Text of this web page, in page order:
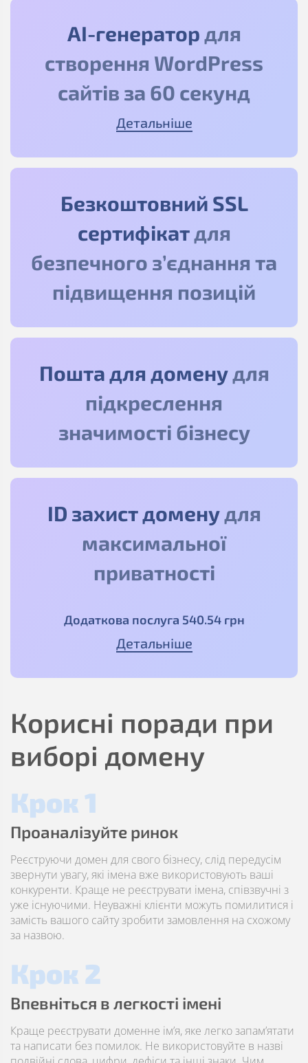
АІ-генератордля
створення WordPress
сайтів за 60 секунд
Детальніше
Безкоштовний SSL
сертифікатдля
безпечного з’єднання та
підвищення позицій
Пошта для доменудля
підкреслення
значимості бізнесу
ID захист доменудля
максимальної
приватності
Додаткова послуга 540.54грн
Детальніше
Корисні поради при
виборі домену
Крок 1
Проаналізуйте ринок
Реєструючи домен для свого бізнесу, слід передусім
звернути увагу, які імена вже використовують ваші
конкуренти. Краще не реєструвати імена, співзвучні з
уже існуючими. Неуважні клієнти можуть помилитися і
замість вашого сайту зробити замовлення на схожому
за назвою.
Крок 2
Впевніться в легкості імені
Краще реєструвати доменне ім’я, яке легко запам’ятати
та написати без помилок. Не використовуйте в назві